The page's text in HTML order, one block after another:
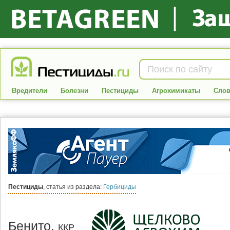
Вредители Болезни Пестициды Агрохимикаты
Пестициды, статья из раздела: Гербициды
Бенито, ККР